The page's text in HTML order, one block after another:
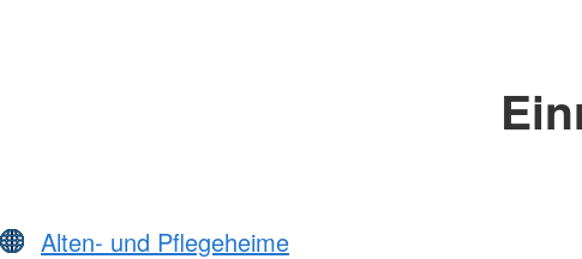
Alten- und Pflegeheime